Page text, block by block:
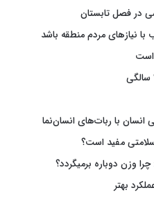
در فصل تابستان
نیازهای مردم منطقه باشد
است
با ربات‌های انسان‌نما
مفید است؟
وزن دوباره برمیگردد؟
بهتر